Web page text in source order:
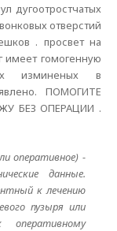
дугоотростчатых
отверстий
. просвет на
гомогенную
изминеных в
ПОМОГИТЕ
БЕЗ ОПЕРАЦИИ .
оперативное) -
данные.
к лечению
пузыря или